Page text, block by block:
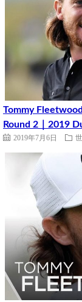
Tommy
Round 2｜2019
2019年7月6日